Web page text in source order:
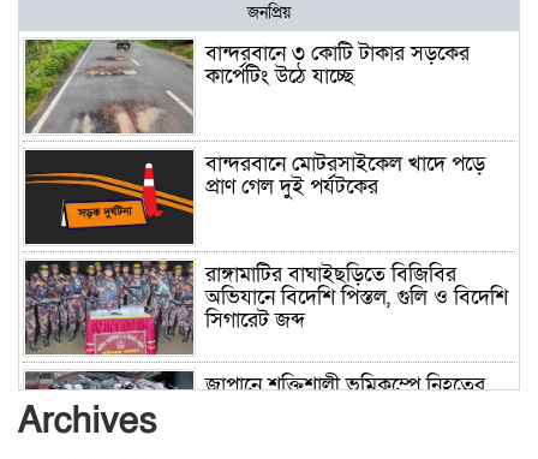
জনপ্রিয়
বান্দরবানে ৩ কোটি টাকার সড়কের
কার্পেটিং উঠে যাচ্ছে
বান্দরবানে মোটরসাইকেল খাদে পড়ে
প্রাণ গেল দুই পর্যটকের
রাঙ্গামাটির বাঘাইছড়িতে বিজিবির
অভিযানে বিদেশি পিস্তল, গুলি ও বিদেশি
সিগারেট জব্দ
জাপানে শক্তিশালী ভূমিকম্পে নিহতের
Archives